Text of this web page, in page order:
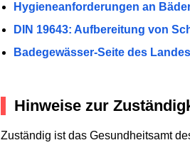
Hygieneanforderungen an
DIN 19643: Aufbereitung von
Badegewässer-Seite des
Hinweise zur
Zuständig ist das Gesundheitsamt